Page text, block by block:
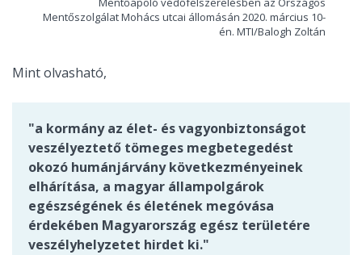
Mentőszolgálat Mohács utcai állomásán 2020. március 10-
én. MTI/Balogh Zoltán
Mint olvasható,
"a kormány az élet- és vagyonbiztonságot
veszélyeztető tömeges megbetegedést
okozó humánjárvány következményeinek
elhárítása, a magyar állampolgárok
egészségének és életének megóvása
érdekében Magyarország egész területére
veszélyhelyzetet hirdet ki."